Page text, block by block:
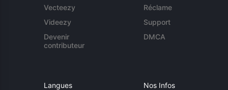
Vecteezy
Videezy
Devenir
contributeur
Réclame
Support
DMCA
Langues Nos Infos